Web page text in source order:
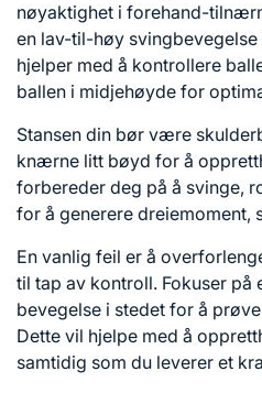
nøyaktighet i forehand-
en lav-til-høy
hjelper med å kontrollere
ballen i midjehøyde for
Stansen din bør være
knærne litt bøyd for å
forbereder deg på å svinge,
for å generere dreiemoment,
En vanlig feil er å
til tap av kontroll. Fokuser på
bevegelse i stedet for å
Dette vil hjelpe med å
samtidig som du leverer et